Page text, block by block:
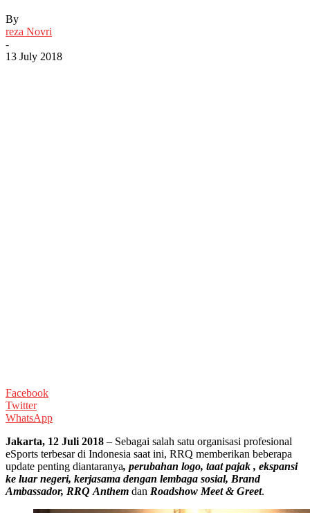
By
reza Novri
-
13 July 2018
Facebook
Twitter
WhatsApp
Jakarta, 12 Juli 2018 – Sebagai salah satu organisasi profesional
eSports terbesar di Indonesia saat ini, RRQ memberikan beberapa
update penting diantaranya, perubahan logo, taat pajak , ekspansi
ke luar negeri, kerjasama dengan lembaga sosial, Brand
Ambassador, RRQ Anthem dan Roadshow Meet & Greet.